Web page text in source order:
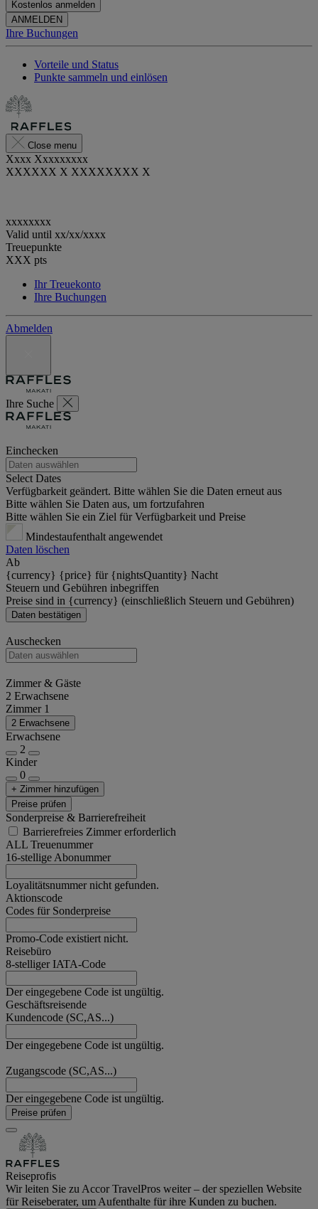
Kostenlos anmelden
ANMELDEN
Ihre Buchungen
Vorteile und Status
Punkte sammeln und einlösen
Close menu
Xxxx Xxxxxxxxx
XXXXXX X XXXXXXXX X
xxxxxxxx
Valid until xx/xx/xxxx
Treuepunkte
XXX pts
Ihr Treuekonto
Ihre Buchungen
Abmelden
Ihre Suche
Einchecken
Select Dates
Verfügbarkeit geändert. Bitte wählen Sie die Daten erneut aus
Bitte wählen Sie Daten aus, um fortzufahren
Bitte wählen Sie ein Ziel für Verfügbarkeit und Preise
Mindestaufenthalt angewendet
Daten löschen
Ab
{currency} {price} für {nightsQuantity} Nacht
Steuern und Gebühren inbegriffen
Preise sind in {currency} (einschließlich Steuern und Gebühren)
Daten bestätigen
Auschecken
Zimmer & Gäste
2 Erwachsene
Zimmer 1
2 Erwachsene
Erwachsene
2
Kinder
0
+ Zimmer hinzufügen
Preise prüfen
Sonderpreise & Barrierefreiheit
Barrierefreies Zimmer erforderlich
ALL Treuenummer
16-stellige Abonummer
Loyalitätsnummer nicht gefunden.
Aktionscode
Codes für Sonderpreise
Promo-Code existiert nicht.
Reisebüro
8-stelliger IATA-Code
Der eingegebene Code ist ungültig.
Geschäftsreisende
Kundencode (SC,AS...)
Der eingegebene Code ist ungültig.
Zugangscode (SC,AS...)
Der eingegebene Code ist ungültig.
Preise prüfen
Reiseprofis
Wir leiten Sie zu Accor TravelPros weiter – der speziellen Website
für Reiseberater, um Aufenthalte für ihre Kunden zu buchen.